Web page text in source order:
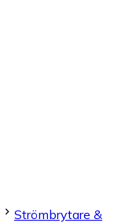
Strömbrytare &